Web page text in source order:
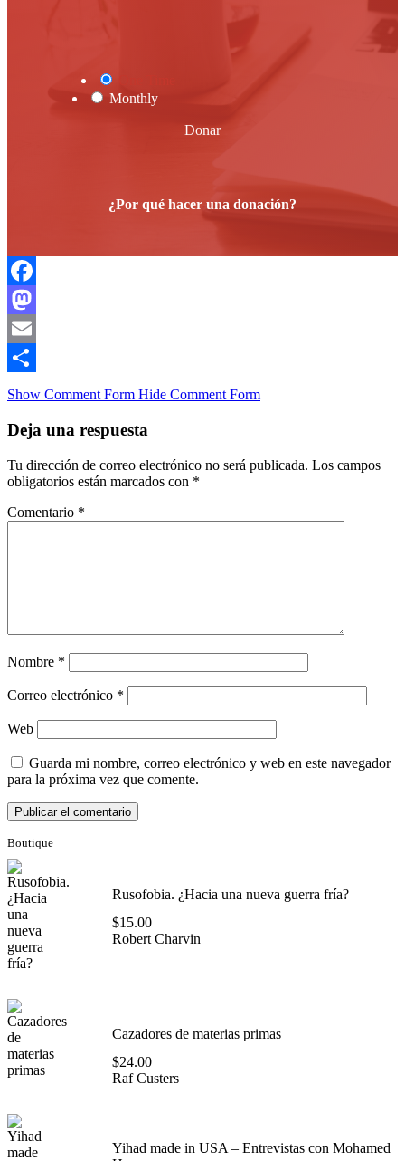
Monthly
Donar
¿Por qué hacer una donación?
Facebook
Mastodon
Email
Compartir
Show Comment Form Hide Comment Form
Deja una respuesta
Tu dirección de correo electrónico no será publicada. Los campos
obligatorios están marcados con *
Comentario *
Nombre *
Correo electrónico *
Web
Guarda mi nombre, correo electrónico y web en este navegador
para la próxima vez que comente.
Boutique
Rusofobia. ¿Hacia una nueva guerra fría?
$15.00
Robert Charvin
Cazadores de materias primas
$24.00
Raf Custers
Yihad made in USA – Entrevistas con Mohamed